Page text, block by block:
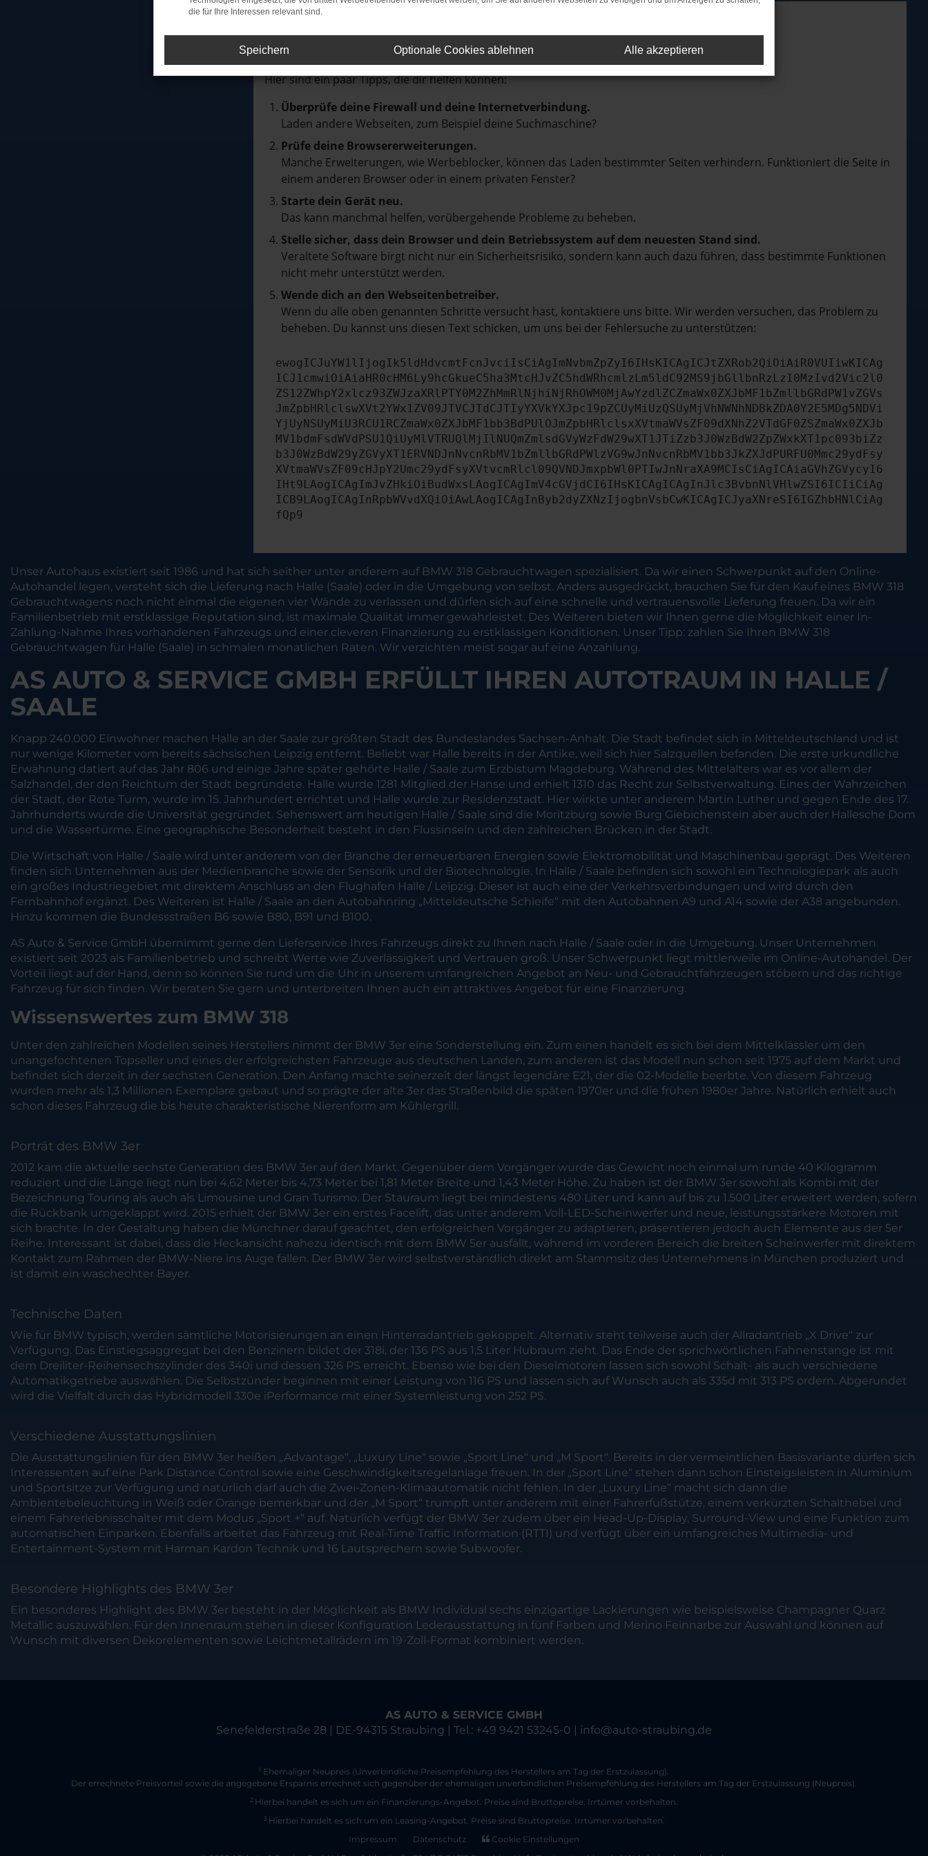
FEHLER: NETWORK ERROR
Beim Laden ist ein Fehler aufgetreten.
Hier sind ein paar Tipps, die dir helfen können:
Überprüfe deine Firewall und deine Internetverbindung.
Laden andere Webseiten, zum Beispiel deine Suchmaschine?
Prüfe deine Browsererweiterungen.
Manche Erweiterungen, wie Werbeblocker, können das Laden bestimmter Seiten verhindern. Funktioniert die Seite in
einem anderen Browser oder in einem privaten Fenster?
Starte dein Gerät neu.
Das kann manchmal helfen, vorübergehende Probleme zu beheben.
Stelle sicher, dass dein Browser und dein Betriebssystem auf dem neuesten Stand sind.
Veraltete Software birgt nicht nur ein Sicherheitsrisiko, sondern kann auch dazu führen, dass bestimmte Funktionen
nicht mehr unterstützt werden.
Wende dich an den Webseitenbetreiber.
Wenn du alle oben genannten Schritte versucht hast, kontaktiere uns bitte. Wir werden versuchen, das Problem zu
beheben. Du kannst uns diesen Text schicken, um uns bei der Fehlersuche zu unterstützen:
ewogICJuYW1lIjogIk5ldHdvcmtFcnJvciIsCiAgImNvbmZpZyI6IHsKICAgICJtZXRob2QiOiAiR0VUIiwKICAg
ICJ1cmwiOiAiaHR0cHM6Ly9hcGkueC5ha3MtcHJvZC5hdWRhcmlzLm5ldC92MS9jbGllbnRzLzI0MzIvd2Vic2l0
ZS12ZWhpY2xlcz93ZWJzaXRlPTY0M2ZhMmRlNjhiNjRhOWM0MjAwYzdlZCZmaWx0ZXJbMF1bZmllbGRdPW1vZGVs
JmZpbHRlclswXVt2YWx1ZV09JTVCJTdCJTIyYXVkYXJpc19pZCUyMiUzQSUyMjVhNWNhNDBkZDA0Y2E5MDg5NDVi
YjUyNSUyMiU3RCU1RCZmaWx0ZXJbMF1bb3BdPUlOJmZpbHRlclsxXVtmaWVsZF09dXNhZ2VTdGF0ZSZmaWx0ZXJb
MV1bdmFsdWVdPSU1QiUyMlVTRUQlMjIlNUQmZmlsdGVyWzFdW29wXT1JTiZzb3J0WzBdW2ZpZWxkXT1pc093biZz
b3J0WzBdW29yZGVyXT1ERVNDJnNvcnRbMV1bZmllbGRdPWlzVG9wJnNvcnRbMV1bb3JkZXJdPURFU0Mmc29ydFsy
XVtmaWVsZF09cHJpY2Umc29ydFsyXVtvcmRlcl09QVNDJmxpbWl0PTIwJnNraXA9MCIsCiAgICAiaGVhZGVycyI6
IHt9LAogICAgImJvZHkiOiBudWxsLAogICAgImV4cGVjdCI6IHsKICAgICAgInJlc3BvbnNlVHlwZSI6ICIiCiAg
ICB9LAogICAgInRpbWVvdXQiOiAwLAogICAgInByb2dyZXNzIjogbnVsbCwKICAgICJyaXNreSI6IGZhbHNlCiAg
fQp9
Unser Autohaus existiert seit 1986 und hat sich seither unter anderem auf BMW 318 Gebrauchtwagen spezialisiert. Da wir einen Schwerpunkt auf den Online-
Autohandel legen, versteht sich die Lieferung nach Halle (Saale) oder in die Umgebung von selbst. Anders ausgedrückt, brauchen Sie für den Kauf eines BMW 318
Gebrauchtwagens noch nicht einmal die eigenen vier Wände zu verlassen und dürfen sich auf eine schnelle und vertrauensvolle Lieferung freuen. Da wir ein
Familienbetrieb mit erstklassige Reputation sind, ist maximale Qualität immer gewährleistet. Des Weiteren bieten wir Ihnen gerne die Möglichkeit einer In-
Zahlung-Nahme Ihres vorhandenen Fahrzeugs und einer cleveren Finanzierung zu erstklassigen Konditionen. Unser Tipp: zahlen Sie Ihren BMW 318
Gebrauchtwagen für Halle (Saale) in schmalen monatlichen Raten. Wir verzichten meist sogar auf eine Anzahlung.
AS AUTO & SERVICE GMBH ERFÜLLT IHREN AUTOTRAUM IN HALLE /
SAALE
Knapp 240.000 Einwohner machen Halle an der Saale zur größten Stadt des Bundeslandes Sachsen-Anhalt. Die Stadt befindet sich in Mitteldeutschland und ist
nur wenige Kilometer vom bereits sächsischen Leipzig entfernt. Beliebt war Halle bereits in der Antike, weil sich hier Salzquellen befanden. Die erste urkundliche
Erwähnung datiert auf das Jahr 806 und einige Jahre später gehörte Halle / Saale zum Erzbistum Magdeburg. Während des Mittelalters war es vor allem der
Salzhandel, der den Reichtum der Stadt begründete. Halle wurde 1281 Mitglied der Hanse und erhielt 1310 das Recht zur Selbstverwaltung. Eines der Wahrzeichen
der Stadt, der Rote Turm, wurde im 15. Jahrhundert errichtet und Halle wurde zur Residenzstadt. Hier wirkte unter anderem Martin Luther und gegen Ende des 17.
Jahrhunderts wurde die Universität gegründet. Sehenswert am heutigen Halle / Saale sind die Moritzburg sowie Burg Giebichenstein aber auch der Hallesche Dom
und die Wassertürme. Eine geographische Besonderheit besteht in den Flussinseln und den zahlreichen Brücken in der Stadt.
Die Wirtschaft von Halle / Saale wird unter anderem von der Branche der erneuerbaren Energien sowie Elektromobilität und Maschinenbau geprägt. Des Weiteren
finden sich Unternehmen aus der Medienbranche sowie der Sensorik und der Biotechnologie. In Halle / Saale befinden sich sowohl ein Technologiepark als auch
ein großes Industriegebiet mit direktem Anschluss an den Flughafen Halle / Leipzig. Dieser ist auch eine der Verkehrsverbindungen und wird durch den
Fernbahnhof ergänzt. Des Weiteren ist Halle / Saale an den Autobahnring „Mitteldeutsche Schleife“ mit den Autobahnen A9 und A14 sowie der A38 angebunden.
Hinzu kommen die Bundessstraßen B6 sowie B80, B91 und B100.
AS Auto & Service GmbH übernimmt gerne den Lieferservice Ihres Fahrzeugs direkt zu Ihnen nach Halle / Saale oder in die Umgebung. Unser Unternehmen
existiert seit 2023 als Familienbetrieb und schreibt Werte wie Zuverlässigkeit und Vertrauen groß. Unser Schwerpunkt liegt mittlerweile im Online-Autohandel. Der
Vorteil liegt auf der Hand, denn so können Sie rund um die Uhr in unserem umfangreichen Angebot an Neu- und Gebrauchtfahrzeugen stöbern und das richtige
Fahrzeug für sich finden. Wir beraten Sie gern und unterbreiten Ihnen auch ein attraktives Angebot für eine Finanzierung.
Wissenswertes zum BMW 318
Unter den zahlreichen Modellen seines Herstellers nimmt der BMW 3er eine Sonderstellung ein. Zum einen handelt es sich bei dem Mittelklässler um den
unangefochtenen Topseller und eines der erfolgreichsten Fahrzeuge aus deutschen Landen, zum anderen ist das Modell nun schon seit 1975 auf dem Markt und
befindet sich derzeit in der sechsten Generation. Den Anfang machte seinerzeit der längst legendäre E21, der die 02-Modelle beerbte. Von diesem Fahrzeug
wurden mehr als 1,3 Millionen Exemplare gebaut und so prägte der alte 3er das Straßenbild die späten 1970er und die frühen 1980er Jahre. Natürlich erhielt auch
schon dieses Fahrzeug die bis heute charakteristische Nierenform am Kühlergrill.
Porträt des BMW 3er
2012 kam die aktuelle sechste Generation des BMW 3er auf den Markt. Gegenüber dem Vorgänger wurde das Gewicht noch einmal um runde 40 Kilogramm
reduziert und die Länge liegt nun bei 4,62 Meter bis 4,73 Meter bei 1,81 Meter Breite und 1,43 Meter Höhe. Zu haben ist der BMW 3er sowohl als Kombi mit der
Bezeichnung Touring als auch als Limousine und Gran Turismo. Der Stauraum liegt bei mindestens 480 Liter und kann auf bis zu 1.500 Liter erweitert werden, sofern
die Rückbank umgeklappt wird. 2015 erhielt der BMW 3er ein erstes Facelift, das unter anderem Voll-LED-Scheinwerfer und neue, leistungsstärkere Motoren mit
sich brachte. In der Gestaltung haben die Münchner darauf geachtet, den erfolgreichen Vorgänger zu adaptieren, präsentieren jedoch auch Elemente aus der 5er
Reihe. Interessant ist dabei, dass die Heckansicht nahezu identisch mit dem BMW 5er ausfällt, während im vorderen Bereich die breiten Scheinwerfer mit direktem
Kontakt zum Rahmen der BMW-Niere ins Auge fallen. Der BMW 3er wird selbstverständlich direkt am Stammsitz des Unternehmens in München produziert und
ist damit ein waschechter Bayer.
Technische Daten
Wie für BMW typisch, werden sämtliche Motorisierungen an einen Hinterradantrieb gekoppelt. Alternativ steht teilweise auch der Allradantrieb „X Drive“ zur
Verfügung. Das Einstiegsaggregat bei den Benzinern bildet der 318i, der 136 PS aus 1,5 Liter Hubraum zieht. Das Ende der sprichwörtlichen Fahnenstange ist mit
dem Dreiliter-Reihensechszylinder des 340i und dessen 326 PS erreicht. Ebenso wie bei den Dieselmotoren lassen sich sowohl Schalt- als auch verschiedene
Automatikgetriebe auswählen. Die Selbstzünder beginnen mit einer Leistung von 116 PS und lassen sich auf Wunsch auch als 335d mit 313 PS ordern. Abgerundet
wird die Vielfalt durch das Hybridmodell 330e iPerformance mit einer Systemleistung von 252 PS.
Verschiedene Ausstattungslinien
Die Ausstattungslinien für den BMW 3er heißen „Advantage“, „Luxury Line“ sowie „Sport Line“ und „M Sport“. Bereits in der vermeintlichen Basisvariante dürfen sich
Interessenten auf eine Park Distance Control sowie eine Geschwindigkeitsregelanlage freuen. In der „Sport Line“ stehen dann schon Einsteigsleisten in Aluminium
und Sportsitze zur Verfügung und natürlich darf auch die Zwei-Zonen-Klimaautomatik nicht fehlen. In der „Luxury Line“ macht sich dann die
Ambientebeleuchtung in Weiß oder Orange bemerkbar und der „M Sport“ trumpft unter anderem mit einer Fahrerfußstütze, einem verkürzten Schalthebel und
einem Fahrerlebnisschalter mit dem Modus „Sport +“ auf. Natürlich verfügt der BMW 3er zudem über ein Head-Up-Display, Surround-View und eine Funktion zum
automatischen Einparken. Ebenfalls arbeitet das Fahrzeug mit Real-Time Traffic Information (RTTI) und verfügt über ein umfangreiches Multimedia- und
Entertainment-System mit Harman Kardon Technik und 16 Lautsprechern sowie Subwoofer.
Besondere Highlights des BMW 3er
Ein besonderes Highlight des BMW 3er besteht in der Möglichkeit als BMW Individual sechs einzigartige Lackierungen wie beispielsweise Champagner Quarz
Metallic auszuwählen. Für den Innenraum stehen in dieser Konfiguration Lederausstattung in fünf Farben und Merino Feinnarbe zur Auswahl und können auf
Wunsch mit diversen Dekorelementen sowie Leichtmetallrädern im 19-Zoll-Format kombiniert werden.
AS AUTO & SERVICE GMBH
Senefelderstraße 28 | DE-94315 Straubing | Tel.: +49 9421 53245-0 | info@auto-straubing.de
1 Ehemaliger Neupreis (Unverbindliche Preisempfehlung des Herstellers am Tag der Erstzulassung).
Der errechnete Preisvorteil sowie die angegebene Ersparnis errechnet sich gegenüber der ehemaligen unverbindlichen Preisempfehlung des Herstellers am Tag der Erstzulassung (Neupreis).
2 Hierbei handelt es sich um ein Finanzierungs-Angebot. Preise sind Bruttopreise. Irrtümer vorbehalten.
3 Hierbei handelt es sich um ein Leasing-Angebot. Preise sind Bruttopreise. Irrtümer vorbehalten.
Impressum
Datenschutz
Cookie Einstellungen
die für Ihre Interessen relevant sind.
Speichern Optionale Cookies ablehnen Alle akzeptieren